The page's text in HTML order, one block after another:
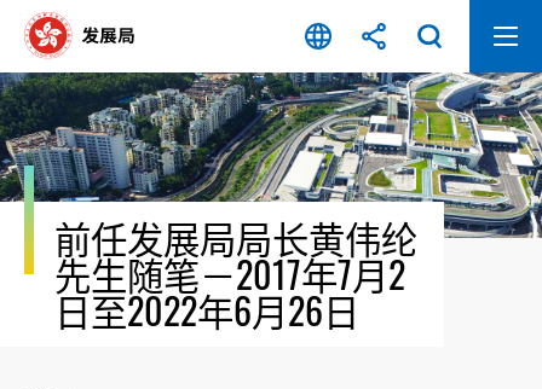
容
开
始
前任发展局局长黄伟纶
先生随笔－2017年7月2
日至2022年6月26日